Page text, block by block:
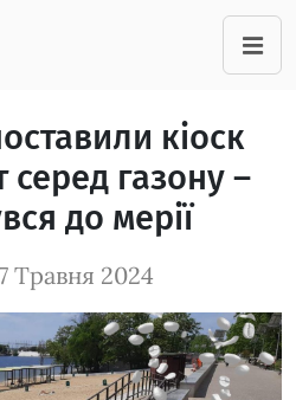
кіоск
газону –
до мерії
Травня 2024